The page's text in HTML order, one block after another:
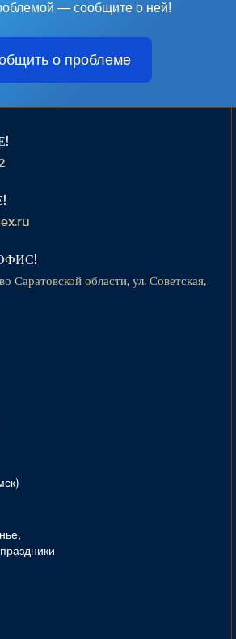
— сообщите о ней!
о проблеме
Саратовской области, ул. Советская,